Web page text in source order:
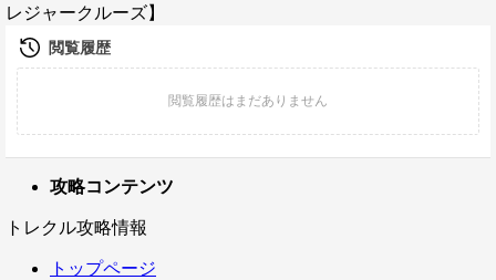
レジャークルーズ】
攻略コンテンツ
トレクル攻略情報
トップページ